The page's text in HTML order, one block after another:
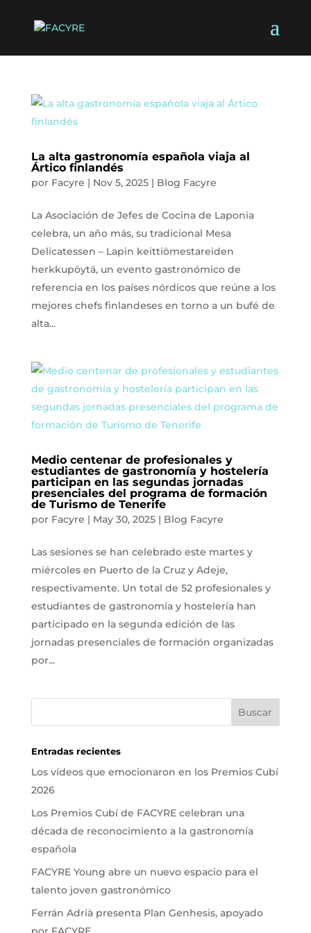
La alta gastronomía española viaja al
Ártico finlandés
por Facyre | Nov 5, 2025| Blog Facyre
La Asociación de Jefes de Cocina de Laponia
celebra, un año más, su tradicional Mesa
Delicatessen – Lapin keittiömestareiden
herkkupöytä, un evento gastronómico de
referencia en los países nórdicos que reúne a los
mejores chefs finlandeses en torno a un bufé de
alta...
Medio centenar de profesionales y
estudiantes de gastronomía y hostelería
participan en las segundas jornadas
presenciales del programa de formación
de Turismo de Tenerife
por Facyre | May 30, 2025| Blog Facyre
Las sesiones se han celebrado este martes y
miércoles en Puerto de la Cruz y Adeje,
respectivamente. Un total de 52 profesionales y
estudiantes de gastronomía y hostelería han
participado en la segunda edición de las
jornadas presenciales de formación organizadas
por...
Entradas recientes
Los vídeos que emocionaron en los Premios Cubí
2026
Los Premios Cubí de FACYRE celebran una
década de reconocimiento a la gastronomía
española
FACYRE Young abre un nuevo espacio para el
talento joven gastronómico
Ferrán Adrià presenta Plan Genhesis, apoyado